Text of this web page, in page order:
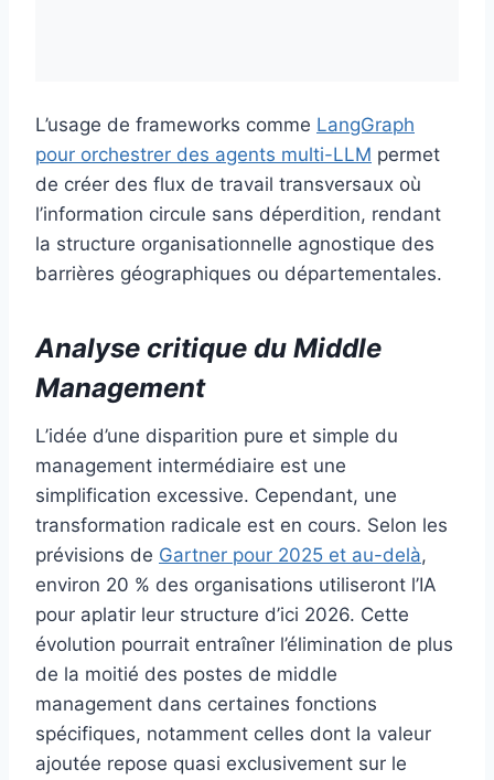
L’usage de frameworks comme LangGraph
pour orchestrer des agents multi-LLM permet
de créer des flux de travail transversaux où
l’information circule sans déperdition, rendant
la structure organisationnelle agnostique des
barrières géographiques ou départementales.
Analyse critique du Middle
Management
L’idée d’une disparition pure et simple du
management intermédiaire est une
simplification excessive. Cependant, une
transformation radicale est en cours. Selon les
prévisions de Gartner pour 2025 et au-delà,
environ 20 % des organisations utiliseront l’IA
pour aplatir leur structure d’ici 2026. Cette
évolution pourrait entraîner l’élimination de plus
de la moitié des postes de middle
management dans certaines fonctions
spécifiques, notamment celles dont la valeur
ajoutée repose quasi exclusivement sur le